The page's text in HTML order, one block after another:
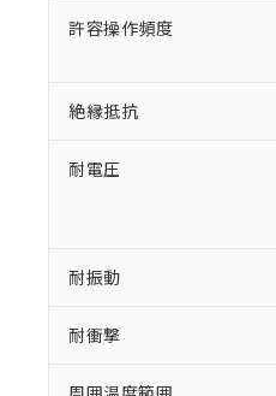
許容操作頻度
絶縁抵抗
耐電圧
耐振動
耐衝撃